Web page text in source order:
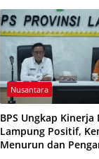
Nusantara
BPS Ungkap Kinerja
Lampung Positif,
Menurun dan